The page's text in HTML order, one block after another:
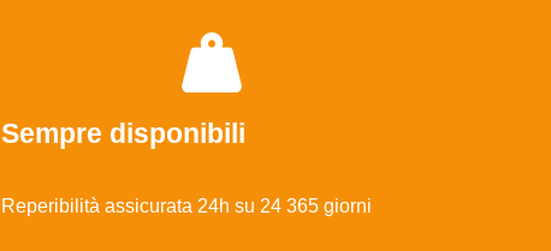
Sempre disponibili
Reperibilità assicurata 24h su 24 365 giorni